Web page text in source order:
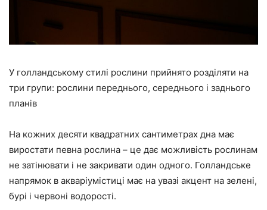
У голландському стилі рослини прийнято розділяти на
три групи: рослини переднього, середнього і заднього
планів
На кожних десяти квадратних сантиметрах дна має
виростати певна рослина – це дає можливість рослинам
не затінювати і не закривати один одного. Голландське
напрямок в акваріумістиці має на увазі акцент на зелені,
бурі і червоні водорості.